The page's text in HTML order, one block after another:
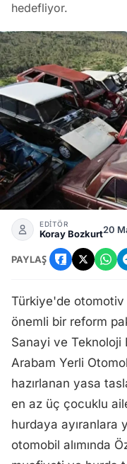
hedefliyor.
ÖTV Muafiyeti Ve
EDİTÖR
Koray Bozkurt20
PAYLAŞ
Türkiye'de otomotiv
önemli bir reform
Sanayi ve Teknoloji
Arabam Yerli
hazırlanan yasa
en az üç çocuklu
hurdaya ayıranlara
otomobil alımında